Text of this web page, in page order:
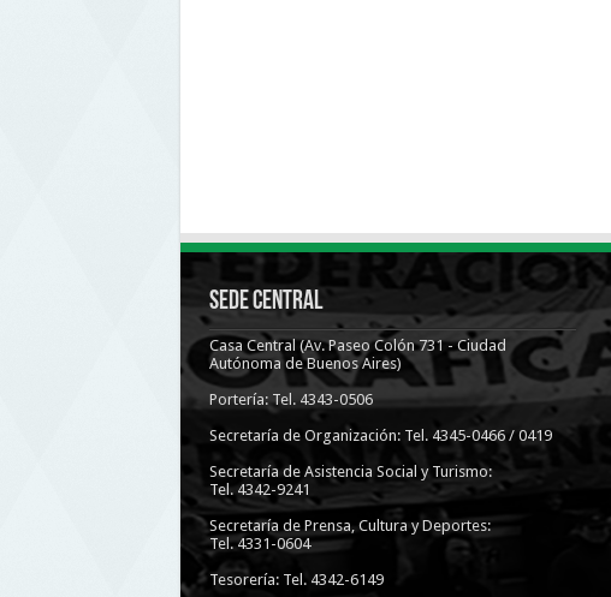
Sede Central
Casa Central (Av. Paseo Colón 731 - Ciudad
Autónoma de Buenos Aires)
Portería: Tel. 4343-0506
Secretaría de Organización: Tel. 4345-0466 / 0419
Secretaría de Asistencia Social y Turismo:
Tel. 4342-9241
Secretaría de Prensa, Cultura y Deportes:
Tel. 4331-0604
Tesorería: Tel. 4342-6149